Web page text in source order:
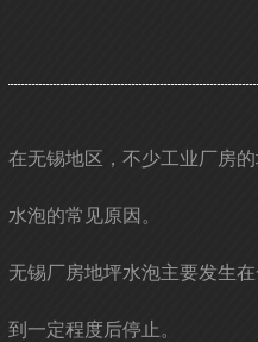
在无锡地区，不少工业厂房
水泡的常见原因。
无锡厂房地坪水泡主要发生
到一定程度后停止。